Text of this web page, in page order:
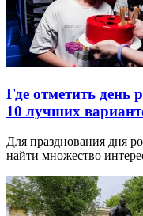
Где отметить
10 лучших
Для празднования дня
найти множество